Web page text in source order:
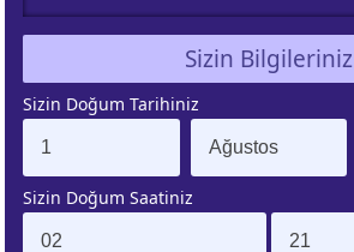
KUZEY AY
AY
BURCU
Sizin Bilgileriniz
Sizin Doğum Tarihiniz
Sizin Doğum Saatiniz